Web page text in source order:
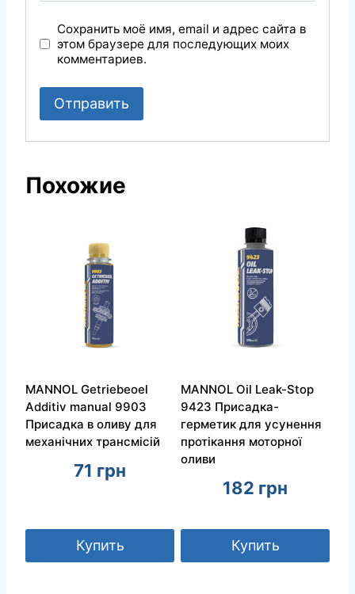
Сохранить моё имя, email и адрес сайта в
этом браузере для последующих моих
комментариев.
Похожие
MANNOL Getriebeoel
Additiv manual 9903
Присадка в оливу для
механічних трансмісій
71 грн
Купить
MANNOL Oil Leak-Stop
9423 Присадка-
герметик для усунення
протікання моторної
оливи
182 грн
Купить